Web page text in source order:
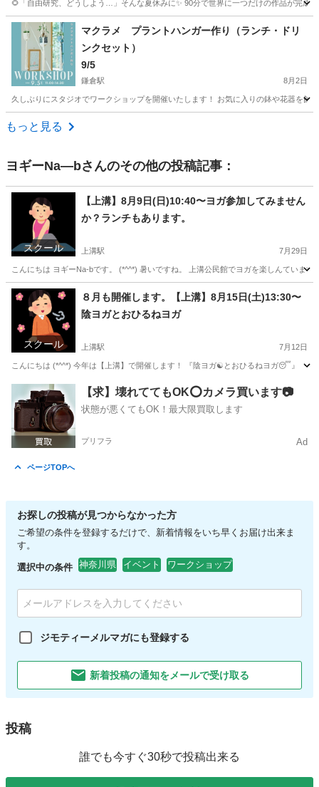
🌻「自由研究、どうしよう…」そんな夏休みに✨ 90分で世界に一つだけの作品が完
神奈川 秦野市 渋沢駅 ワークショップ 自由研究
マクラメ プラントハンガー作り（ランチ・ドリ
ンクセット）
9/5
鎌倉駅 8月2日
久しぶりにスタジオでワークショップを開催いたします！ お気に入りの鉢や花器を
神奈川 鎌倉市
もっと見る
ヨギーNa―bさんのその他の投稿記事：
スクール
【上溝】8月9日(日)10:40〜ヨガ参加してみません
か？ランチもあります。
上溝駅 7月29日
こんにちは ヨギーNa-bです。 (*^^*) 暑いですね。 上溝公民館でヨガを楽しんていま
神奈川 相模原市 上溝駅 その他 公民館
スクール
８月も開催します。【上溝】8月15日(土)13:30〜
陰ヨガとおひるねヨガ
上溝駅 7月12日
こんにちは (*^^*) 今年は【上溝】で開催します！ 『陰ヨガ☯とおひるねヨガ😴』 ・
神奈川 相模原市 上溝駅 ヨガ 家事
【求】壊れててもOK⭕️カメラ買います📷
状態が悪くてもOK！最大限買取します
プリフラ Ad
ページTOPへ
お探しの投稿が見つからなかった方
ご希望の条件を登録するだけで、新着情報をいち早くお届け出来ま
す。
選択中の条件 神奈川県 イベント ワークショップ
ジモティーメルマガにも登録する
新着投稿の通知をメールで受け取る
投稿
誰でも今すぐ30秒で投稿出来る